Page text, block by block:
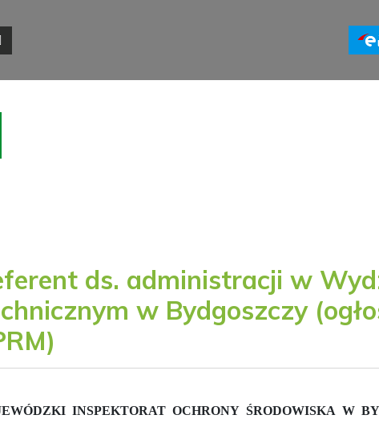
ds. administracji w
w Bydgoszczy
INSPEKTORAT OCHRONY ŚRODOWISKA W